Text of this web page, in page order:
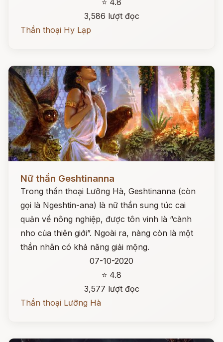
⭐ 4.8
3,586 lượt đọc
Thần thoại Hy Lạp
Nữ thần Geshtinanna
Trong thần thoại Lưỡng Hà, Geshtinanna (còn
gọi là Ngeshtin-ana) là nữ thần sung túc cai
quản về nông nghiệp, được tôn vinh là “cành
nho của thiên giới”. Ngoài ra, nàng còn là một
thần nhân có khả năng giải mộng.
07-10-2020
⭐ 4.8
3,577 lượt đọc
Thần thoại Lưỡng Hà